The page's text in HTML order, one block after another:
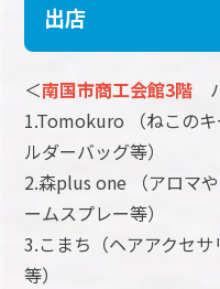
出店
＜南国市商工会館3階
1.Tomokuro （ねこの
ルダーバッグ等）
2.森plus one （アロマ
ームスプレー等）
3.こまち（ヘアアクセ
等）